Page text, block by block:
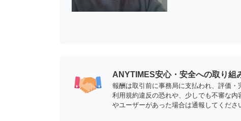
ANYTIMES安心・安全への取り組
報酬は取引前に事務局に支払われ、評価・
利用規約違反の恐れや、少しでも不審な内
やユーザーがあった場合は通報してくださ